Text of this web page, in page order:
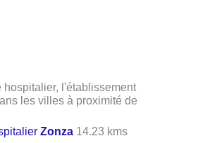
hospitalier, l'établissement
les villes à proximité de
Zonza 14.23 kms